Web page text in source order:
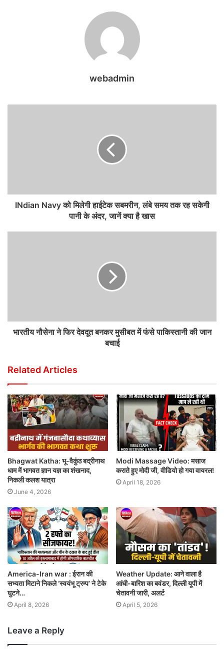
webadmin
INdian Navy को मिलेगी हाईटेक सबमरीन, लंबे समय तक रह सकेगी
पानी के अंदर, जानें क्या है खास
भारतीय नौसेना ने फिर देवदूत बनकर मुसीबत में फंसे पाकिस्तानी की जान
बचाई
Related Articles
Bhagwat Katha: भू-वैकुंठ बद्रीनाथ
धाम में भागवत ज्ञान यज्ञ का शंखनाद,
निकली कलश यात्रा
June 4, 2026
Modi Massage Video: मसाज
कराते हुए मोदी जी, वीडियो हो गया वायरल!
April 18, 2026
America-Iran war : ईरान की
सभ्यता मिटाने निकले ‘स्वयंभू ट्रम्प’ ने टेके
घुटने…
April 8, 2026
Weather Update: आने वाला है
आंधी-बारिश का बवंडर, दिल्ली यूपी में
चेतावनी जारी, अलर्ट
April 5, 2026
Leave a Reply